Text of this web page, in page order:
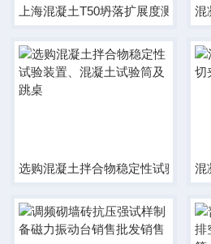
上海混凝土T50坍落扩展度测定仪混
选购混凝土拌合物稳定性试验装置混